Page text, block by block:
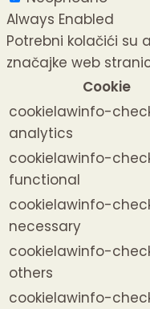
Always Enabled
Potrebni kolačići su
značajke web
Cookie
cookielawinfo-
analytics
cookielawinfo-
functional
cookielawinfo-
necessary
cookielawinfo-
others
cookielawinfo-